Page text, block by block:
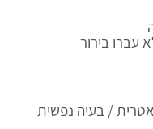
עברו בירור
/ בעיה נפשית